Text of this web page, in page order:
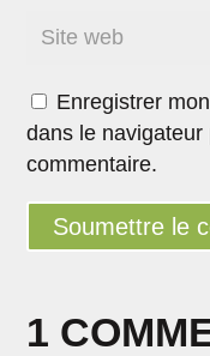
1
Enregistrer
dans le
commentaire.
Soumettre le